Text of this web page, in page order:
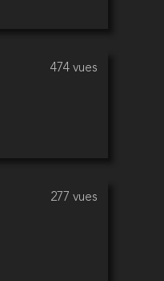
474 vues
277 vues